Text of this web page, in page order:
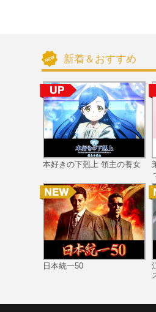
新着＆おすすめ
本好きの下剋上 領主の養女
日本統一50